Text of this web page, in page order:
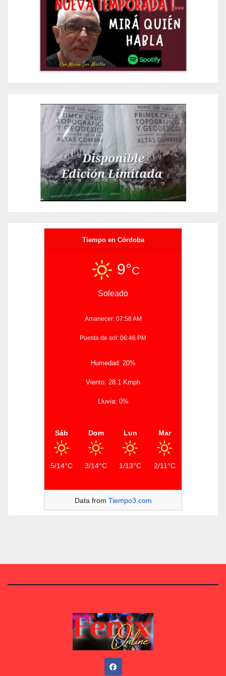
Tiempo en Córdoba
9°C
Soleado
Amanecer: 07:58 AM
Puesta de sol: 06:46 PM
Humedad: 20%
Viento: 28.1 Kmph
Lluvia: 0%
Sáb
5/14°C
Dom
3/14°C
Lun
1/13°C
Mar
2/11°C
Data from Tiempo3.com